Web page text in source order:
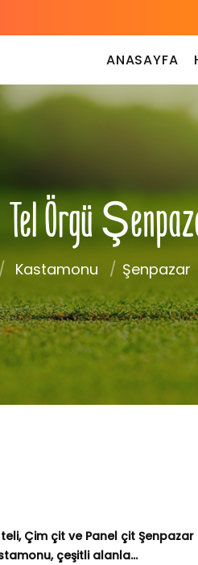
ANASAYFA
Tel Örgü
Kastamonu Şenpazar
Çim çit ve Panel çit Şenpazar
çeşitli alanla...